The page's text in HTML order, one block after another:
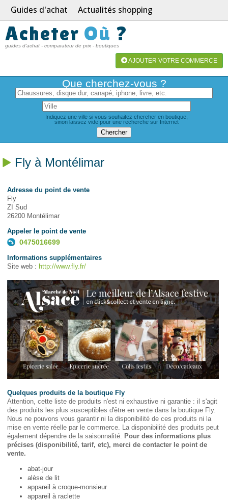
Guides d'achat Actualités shopping
Acheter Où ?
guides d'achat - comparateur de prix - boutiques
AJOUTER VOTRE COMMERCE
Que cherchez-vous ?
Indiquez une ville si vous souhaitez chercher en boutique,
sinon laissez vide pour une recherche sur Internet
Fly à Montélimar
Adresse du point de vente
Fly
ZI Sud
26200 Montélimar
Appeler le point de vente
0475016699
Informations supplémentaires
Site web : http://www.fly.fr/
Quelques produits de la boutique Fly
Attention, cette liste de produits n'est ni exhaustive ni garantie : il s'agit
des produits les plus susceptibles d'être en vente dans la boutique Fly.
Nous ne pouvons vous garantir ni la disponibilité de ces produits ni la
mise en vente réelle par le commerce. La disponibilité des produits peut
également dépendre de la saisonnalité. Pour des informations plus
précises (disponibilité, tarif, etc), merci de contacter le point de
vente.
abat-jour
alèse de lit
appareil à croque-monsieur
appareil à raclette